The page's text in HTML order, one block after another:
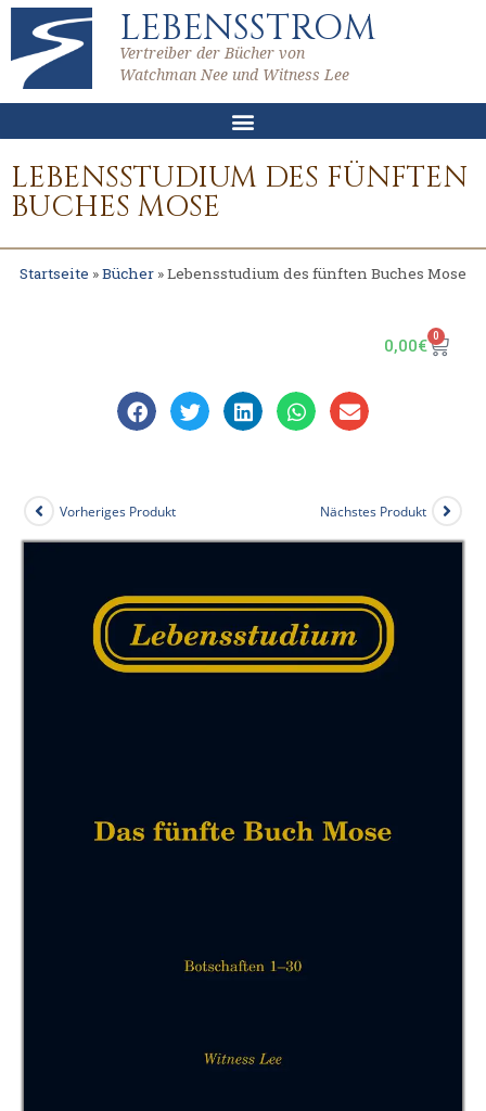
LEBENSSTROM
Vertreiber der Bücher von
Watchman Nee und Witness Lee
LEBENSSTUDIUM DES FÜNFTEN
BUCHES MOSE
Startseite »Bücher »Lebensstudium des fünften Buches Mose
0,00€ 0
Vorheriges Produkt Nächstes Produkt